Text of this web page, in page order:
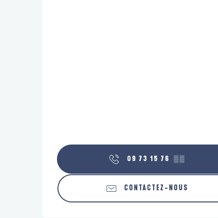
09 73 15 76 ▒▒
CONTACTEZ-NOUS